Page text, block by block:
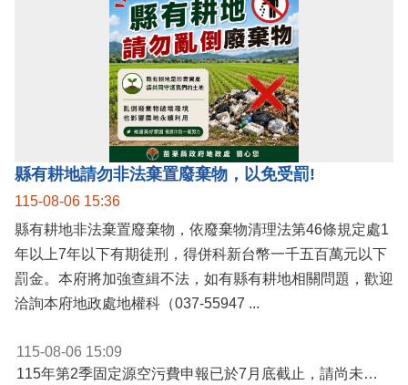
縣有耕地請勿非法棄置廢棄物，以免受罰!
115-08-06 15:36
縣有耕地非法棄置廢棄物，依廢棄物清理法第46條規定處1
年以上7年以下有期徒刑，得併科新台幣一千五百萬元以下
罰金。本府將加強查緝不法，如有縣有耕地相關問題，歡迎
115-08-06 15:09